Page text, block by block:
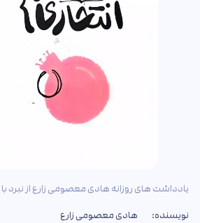
یادداشت های روزانه هادی معصومی زارع از نبرد
نویسنده:
هادی معصومی زارع